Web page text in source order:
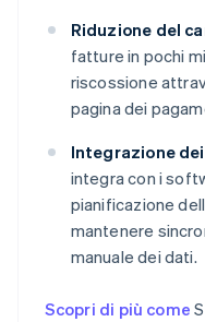
Riduzione del
fatture in pochi
riscossione
pagina dei
Integrazione
integra con i
pianificazione
mantenere
manuale dei dati.
Scopri di più come